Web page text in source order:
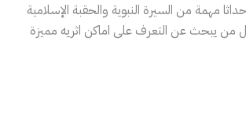
مهمة من السيرة النبوية والحقبة الإسلامية
من يبحث عن التعرف على اماكن اثريه مميزة